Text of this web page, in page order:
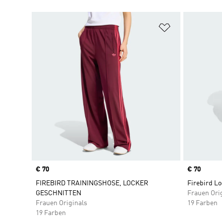
Zur
Price
€ 70
FIREBIRD TRAININGSHOSE, LOCKER
GESCHNITTEN
Frauen Originals
19 Farben
Price
€ 70
Firebird
Frauen
19 Farben